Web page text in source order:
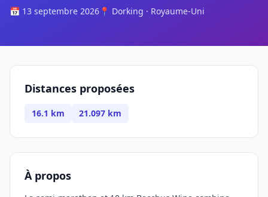
📅 13 septembre 2026 📍 Dorking · Royaume-Uni
Distances proposées
16.1 km 21.097 km
À propos